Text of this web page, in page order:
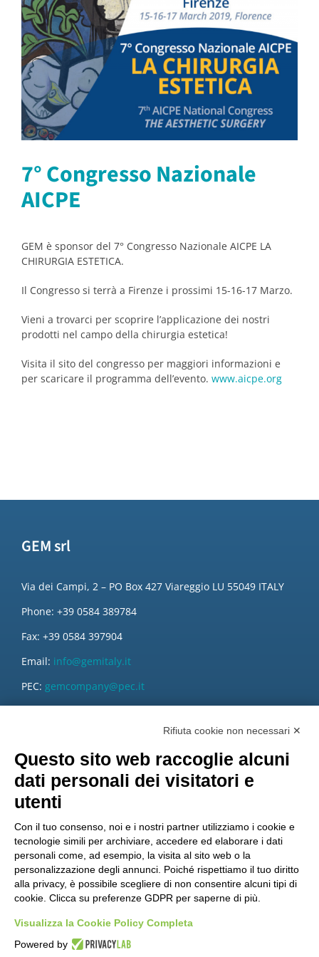
7° Congresso Nazionale
AICPE
GEM è sponsor del 7° Congresso Nazionale AICPE LA
CHIRURGIA ESTETICA.
Il Congresso si terrà a Firenze i prossimi 15-16-17 Marzo.
Vieni a trovarci per scoprire l’applicazione dei nostri
prodotti nel campo della chirurgia estetica!
Visita il sito del congresso per maggiori informazioni e
per scaricare il programma dell’evento. www.aicpe.org
GEM srl
Via dei Campi, 2 – PO Box 427 Viareggio LU 55049 ITALY
Phone: +39 0584 389784
Fax: +39 0584 397904
Email: info@gemitaly.it
PEC: gemcompany@pec.it
Rifiuta cookie non necessari ✕
Questo sito web raccoglie alcuni
dati personali dei visitatori e
utenti
Con il tuo consenso, noi e i nostri partner utilizziamo i cookie e
tecnologie simili per archiviare, accedere ed elaborare i dati
personali come, ad esempio, la visita al sito web o la
personalizzazione degli annunci. Poiché rispettiamo il tuo diritto
alla privacy, è possibile scegliere di non consentire alcuni tipi di
cookie. Clicca su preferenze GDPR per saperne di più.
Visualizza la Cookie Policy Completa
Powered by